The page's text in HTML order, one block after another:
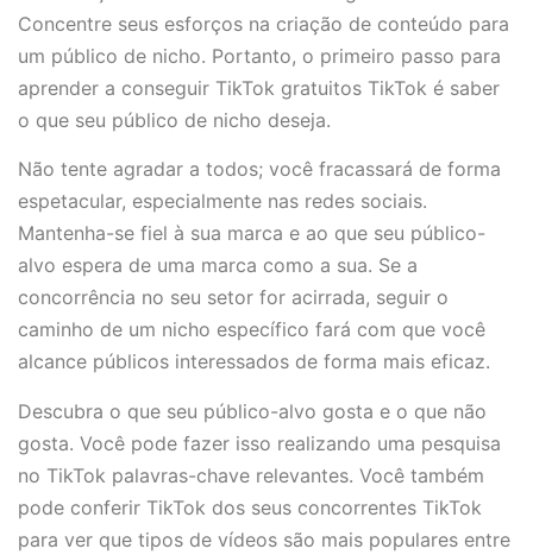
Concentre seus esforços na criação de conteúdo para
um público de nicho. Portanto, o primeiro passo para
aprender a conseguir TikTok gratuitos TikTok é saber
o que seu público de nicho deseja.
Não tente agradar a todos; você fracassará de forma
espetacular, especialmente nas redes sociais.
Mantenha-se fiel à sua marca e ao que seu público-
alvo espera de uma marca como a sua. Se a
concorrência no seu setor for acirrada, seguir o
caminho de um nicho específico fará com que você
alcance públicos interessados de forma mais eficaz.
Descubra o que seu público-alvo gosta e o que não
gosta. Você pode fazer isso realizando uma pesquisa
no TikTok palavras-chave relevantes. Você também
pode conferir TikTok dos seus concorrentes TikTok
para ver que tipos de vídeos são mais populares entre